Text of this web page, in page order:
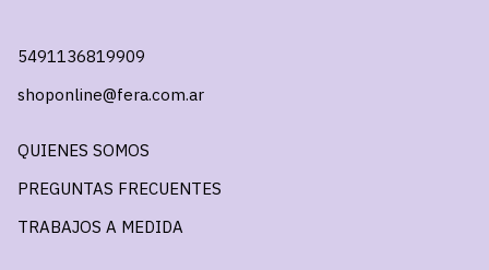
5491136819909
shoponline@fera.com.ar
QUIENES SOMOS
PREGUNTAS FRECUENTES
TRABAJOS A MEDIDA